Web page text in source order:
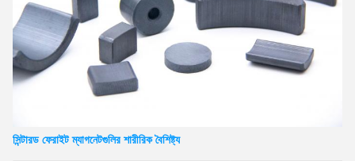
সিন্টারড ফেরাইট ম্যাগনেটগুলির শারীরিক বৈশিষ্ট্য